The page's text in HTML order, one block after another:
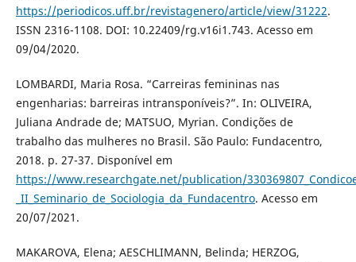
https://periodicos.uff.br/revistagenero/article/view/31222.
ISSN 2316-1108. DOI: 10.22409/rg.v16i1.743. Acesso em
09/04/2020.
LOMBARDI, Maria Rosa. “Carreiras femininas nas
engenharias: barreiras intransponíveis?”. In: OLIVEIRA,
Juliana Andrade de; MATSUO, Myrian. Condições de
trabalho das mulheres no Brasil. São Paulo: Fundacentro,
2018. p. 27-37. Disponível em
https://www.researchgate.net/publication/
_II_Seminario_de_Sociologia_da_Fundacentro. Acesso em
20/07/2021.
MAKAROVA, Elena; AESCHLIMANN, Belinda; HERZOG,